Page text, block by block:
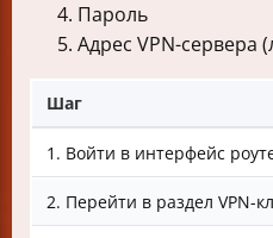
Пароль
Адрес VPN-сервера
Шаг
1. Войти в интерфейс
2. Перейти в раздел VPN-